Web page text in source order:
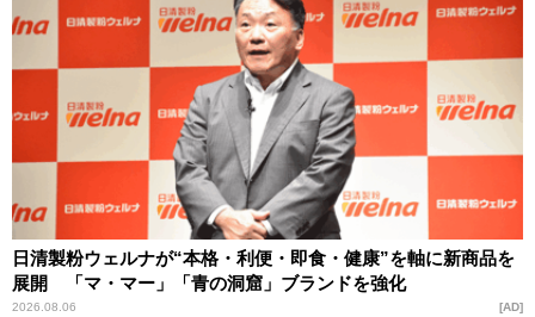
日清製粉ウェルナが“本格・利便・即食・健康”を軸に新商品を
展開 「マ・マー」「青の洞窟」ブランドを強化
2026.08.06 AD